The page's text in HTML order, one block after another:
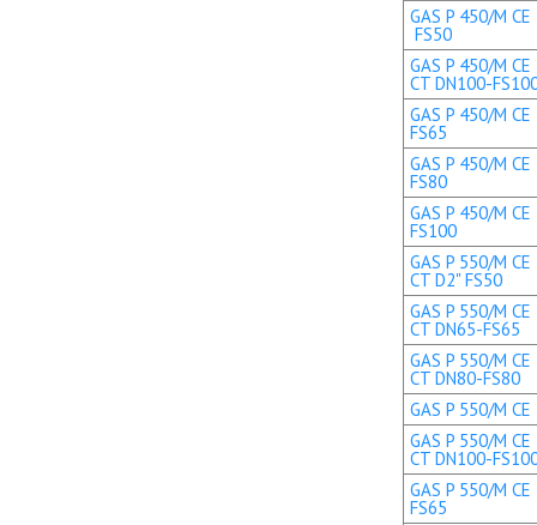
GAS P 450/M
FS50
GAS P 450/M CE
CT DN100-
GAS P 450/M
FS65
GAS P 450/M
FS80
GAS P 450/M
FS100
GAS P 550/M CE
CT D2" FS50
GAS P 550/M CE
CT DN65-FS65
GAS P 550/M CE
CT DN80-FS80
GAS P 550/M CE
GAS P 550/M CE
CT DN100-
GAS P 550/M
FS65